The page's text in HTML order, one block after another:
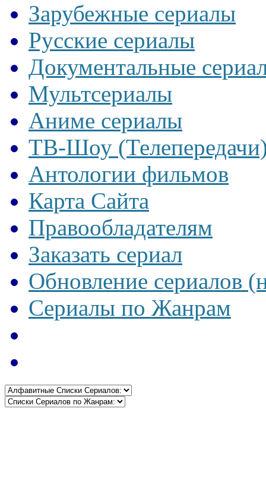
Зарубежные сериалы
Русские сериалы
Документальные
Мультсериалы
Аниме сериалы
ТВ-Шоу
Антологии фильмов
Карта Сайта
Правообладателям
Заказать сериал
Обновление сериалов
Сериалы по Жанрам